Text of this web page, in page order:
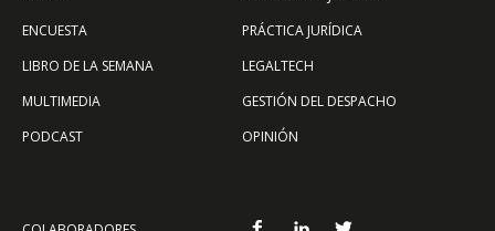
ENCUESTA
LIBRO DE LA SEMANA
MULTIMEDIA
PODCAST
PRÁCTICA JURÍDICA
LEGALTECH
GESTIÓN DEL DESPACHO
OPINIÓN